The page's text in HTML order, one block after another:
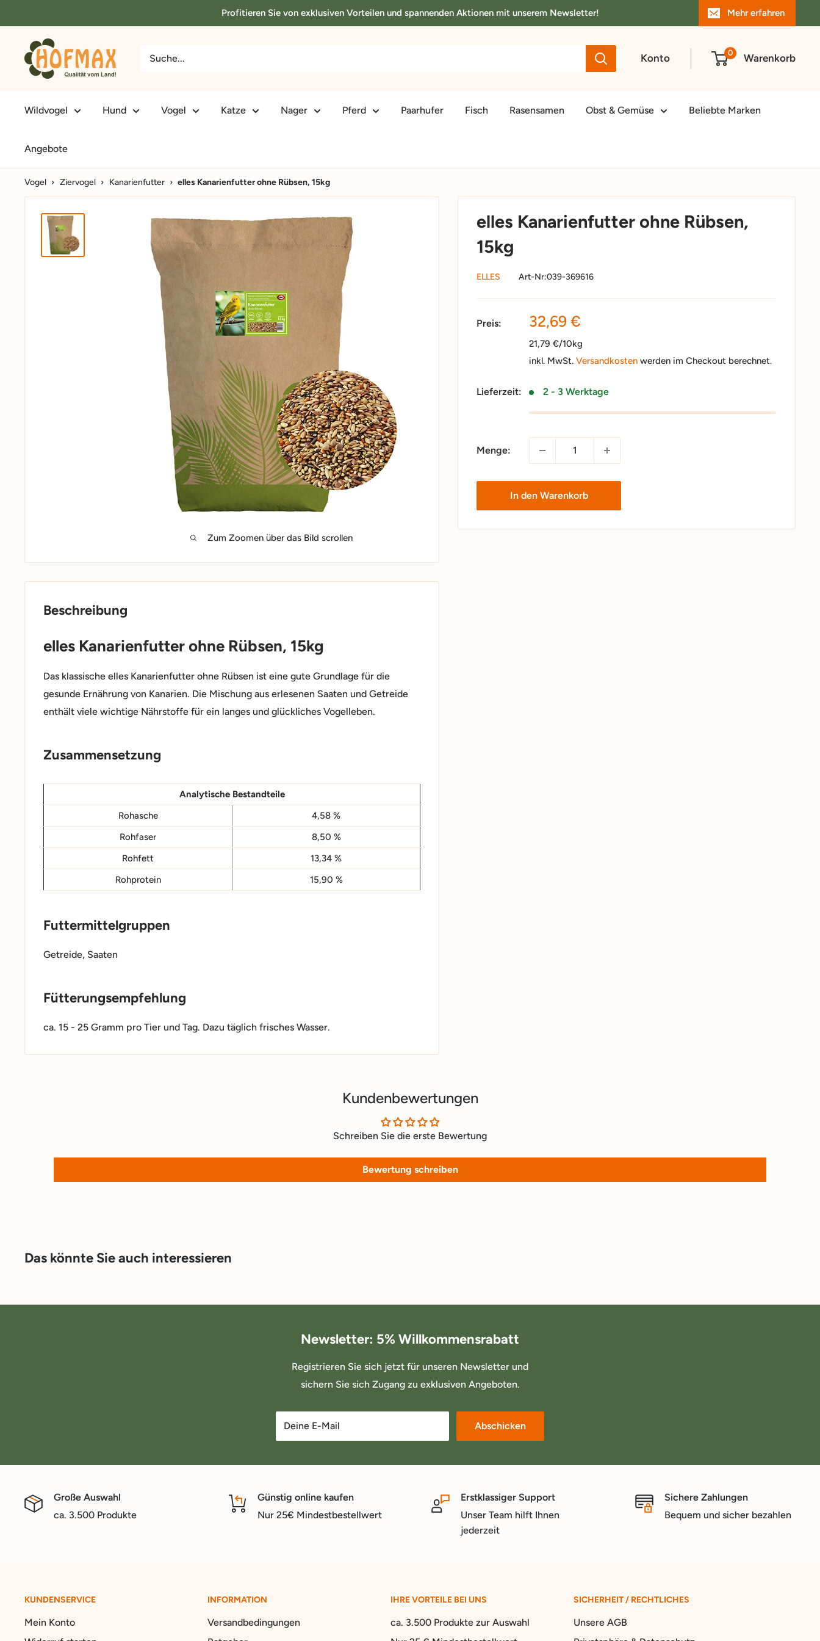
zum
Profitieren Sie von exklusiven Vorteilen und spannenden Aktionen mit unserem Newsletter! Mehr erfahren
hofmax.de
Konto 0 Warenkorb
Wildvogel Hund Vogel Katze Nager Pferd Paarhufer Fisch Rasensamen Obst & Gemüse Beliebte Marken
Angebote
Vogel › Ziervogel › Kanarienfutter › elles Kanarienfutter ohne Rübsen, 15kg
Zum Zoomen über das Bild scrollen
elles Kanarienfutter ohne Rübsen,
15kg
ELLES Art-Nr:039-369616
Preis: Sonderpreis
32,69 €
21,79 €/10kg
inkl. MwSt.Versandkosten werden im Checkout berechnet.
Lieferzeit: 2 - 3 Werktage
Menge:
In den Warenkorb
Beschreibung
elles Kanarienfutter ohne Rübsen, 15kg
Das klassische elles Kanarienfutter ohne Rübsen ist eine gute Grundlage für die
gesunde Ernährung von Kanarien. Die Mischung aus erlesenen Saaten und Getreide
enthält viele wichtige Nährstoffe für ein langes und glückliches Vogelleben.
Zusammensetzung
Analytische Bestandteile
Rohasche
4,58 %
Rohfaser
8,50 %
Rohfett
13,34 %
Rohprotein
15,90 %
Futtermittelgruppen
Getreide, Saaten
Fütterungsempfehlung
ca. 15 - 25 Gramm pro Tier und Tag. Dazu täglich frisches Wasser.
Kundenbewertungen
Schreiben Sie die erste Bewertung
Bewertung schreiben
Das könnte Sie auch interessieren
Newsletter: 5% Willkommensrabatt
Registrieren Sie sich jetzt für unseren Newsletter und
sichern Sie sich Zugang zu exklusiven Angeboten.
Deine E-Mail Abschicken
Große Auswahl
ca. 3.500 Produkte
Günstig online kaufen
Nur 25€ Mindestbestellwert
Erstklassiger Support
Unser Team hilft Ihnen
jederzeit
Sichere Zahlungen
Bequem und sicher bezahlen
KUNDENSERVICE
Mein Konto
INFORMATION
Versandbedingungen
IHRE VORTEILE BEI UNS
ca. 3.500 Produkte zur Auswahl
SICHERHEIT / RECHTLICHES
Unsere AGB